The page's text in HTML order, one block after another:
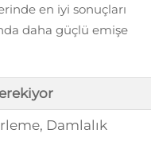
en iyi sonuçları
daha güçlü emişe
Damlalık